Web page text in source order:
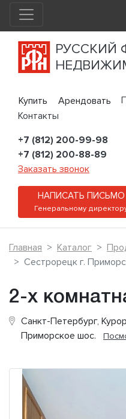
РУССКИЙ
Купить Арендовать
Контакты
+7 (812) 200-99-98
+7 (812) 200-88-89
Заказать звонок
НАПИСАТЬ ПИСЬМО
Генеральному
Главная Каталог
Сестрорецк г.
2-х
Санкт-Петербург,
Приморское шос.